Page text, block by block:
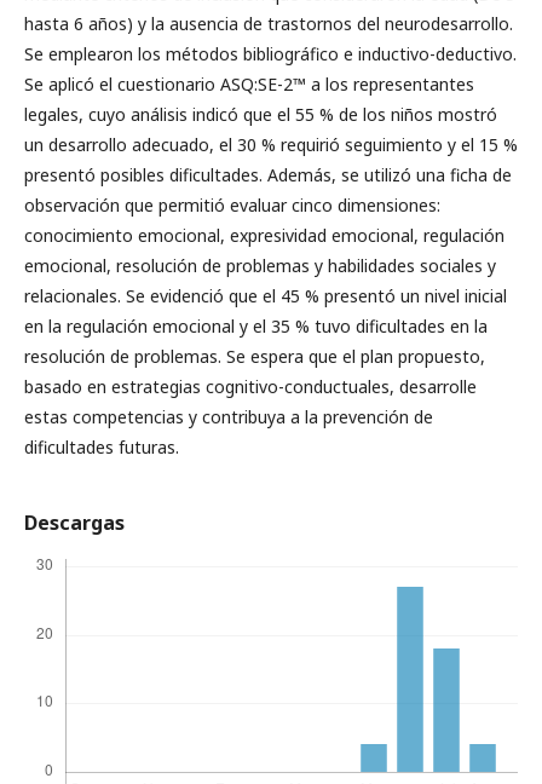
hasta 6 años) y la ausencia de trastornos del neurodesarrollo.
Se emplearon los métodos bibliográfico e inductivo-deductivo.
Se aplicó el cuestionario ASQ:SE-2™ a los representantes
legales, cuyo análisis indicó que el 55 % de los niños mostró
un desarrollo adecuado, el 30 % requirió seguimiento y el 15 %
presentó posibles dificultades. Además, se utilizó una ficha de
observación que permitió evaluar cinco dimensiones:
conocimiento emocional, expresividad emocional, regulación
emocional, resolución de problemas y habilidades sociales y
relacionales. Se evidenció que el 45 % presentó un nivel inicial
en la regulación emocional y el 35 % tuvo dificultades en la
resolución de problemas. Se espera que el plan propuesto,
basado en estrategias cognitivo-conductuales, desarrolle
estas competencias y contribuya a la prevención de
dificultades futuras.
Descargas